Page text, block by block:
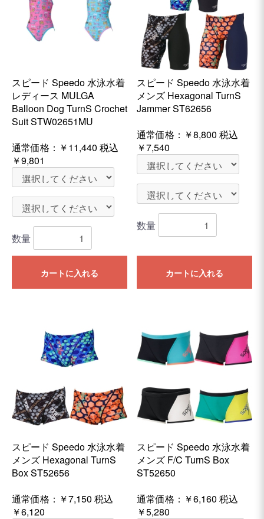
スピード Speedo 水泳水着
レディース MULGA
Balloon Dog TurnS Crochet
Suit STW02651MU
通常価格： ￥11,440 税込
￥9,801
数量
カートに入れる
スピード Speedo 水泳水着
メンズ Hexagonal TurnS
Jammer ST62656
通常価格： ￥8,800 税込
￥7,540
数量
カートに入れる
スピード Speedo 水泳水着
メンズ Hexagonal TurnS
Box ST52656
通常価格： ￥7,150 税込
￥6,120
スピード Speedo 水泳水着
メンズ F/C TurnS Box
ST52650
通常価格： ￥6,160 税込
￥5,280